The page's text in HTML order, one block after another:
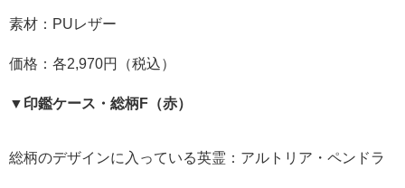
素材：PUレザー
価格：各2,970円（税込）
▼印鑑ケース・総柄F（赤）
総柄のデザインに入っている英霊：アルトリア・ペンドラ